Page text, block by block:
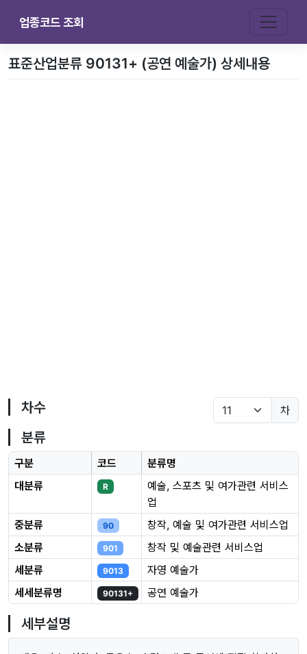
업종코드 조회
표준산업분류 90131+ (공연 예술가) 상세내용
차수 차
분류
구분 코드
분류명
대분류
R
예술, 스포츠 및 여가관련 서비스
업
중분류
90
창작, 예술 및 여가관련 서비스업
소분류
901
창작 및 예술관련 서비스업
세분류
9013
자영 예술가
세세분류명
90131+ 공연 예술가
세부설명